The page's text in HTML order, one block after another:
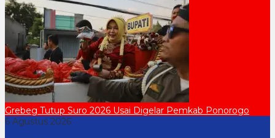
Grebeg Tutup Suro 2026 Usai Digelar Pemkab Ponorogo
6 Agustus 2026